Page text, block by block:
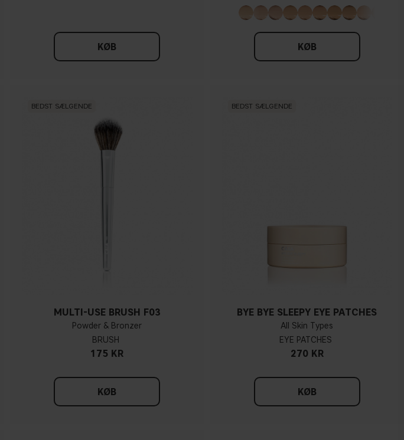
KØB KØB
BEDST SÆLGENDE
MULTI-USE BRUSH F03
Powder & Bronzer
BRUSH
175 KR
KØB
BEDST SÆLGENDE
BYE BYE SLEEPY EYE PATCHES
All Skin Types
EYE PATCHES
270 KR
KØB